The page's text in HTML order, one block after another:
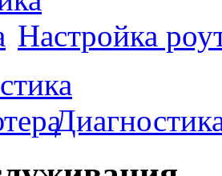
Настройка